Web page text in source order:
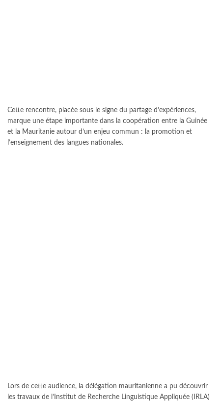
Cette rencontre, placée sous le signe du partage d’expériences,
marque une étape importante dans la coopération entre la Guinée
et la Mauritanie autour d’un enjeu commun : la promotion et
l’enseignement des langues nationales.
Lors de cette audience, la délégation mauritanienne a pu découvrir
les travaux de l’Institut de Recherche Linguistique Appliquée (IRLA)